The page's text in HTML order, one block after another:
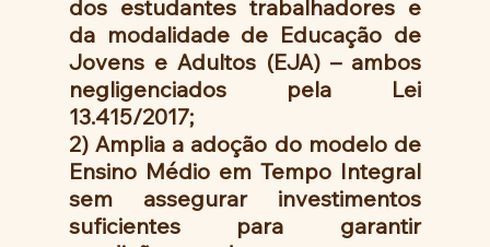
dos estudantes trabalhadores e
da modalidade de Educação de
Jovens e Adultos (EJA) – ambos
negligenciados pela Lei
13.415/2017;
2) Amplia a adoção do modelo de
Ensino Médio em Tempo Integral
sem assegurar investimentos
suficientes para garantir